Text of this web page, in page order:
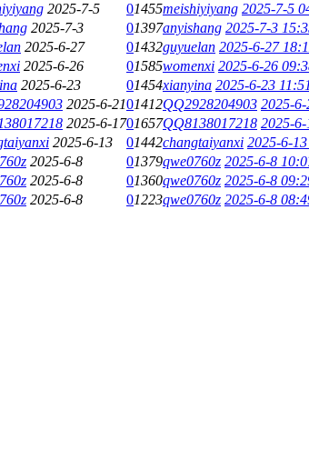
2025-7-5 01455meishiyiyang 2025-7-5
2025-7-3 01397anyishang 2025-7-3
2025-6-27 01432guyuelan 2025-6-27
2025-6-26 01585womenxi 2025-6-26
2025-6-23 01454xianyina 2025-6-23 11:51
2025-6-2101412QQ2928204903 2025-
2025-6-1701657QQ8138017218 2025-
2025-6-13 01442changtaiyanxi 2025-6-13
2025-6-8 01379qwe0760z 2025-6-8
2025-6-8 01360qwe0760z 2025-6-8
2025-6-8 01223qwe0760z 2025-6-8